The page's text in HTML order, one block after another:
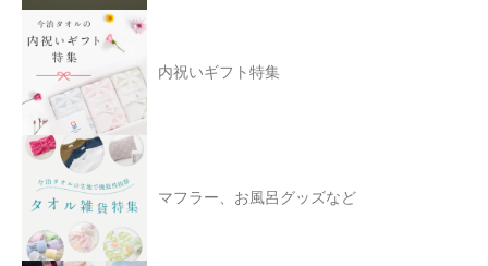
内祝いギフト特集
マフラー、お風呂グッズなど